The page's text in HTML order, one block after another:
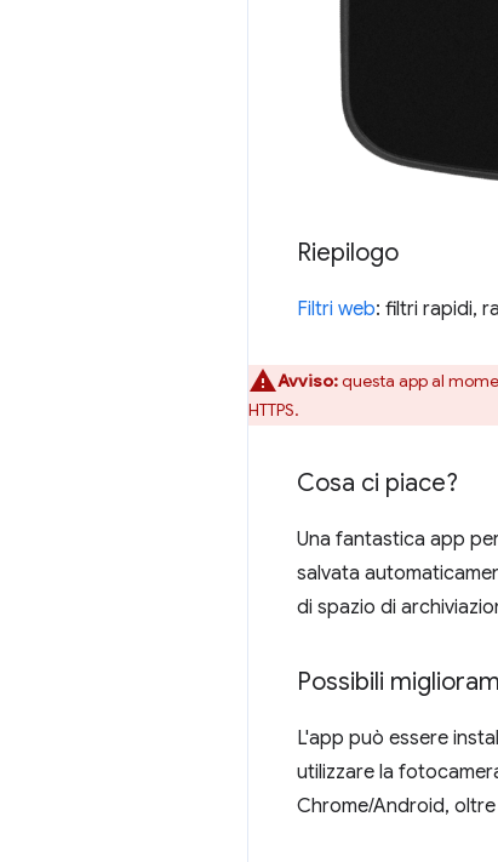
Riepilogo
Filtri web: filtri rapidi,
Avviso:questa app al
HTTPS.
Cosa ci piace?
Una fantastica app
salvata
di spazio di
Possibili
L'app può essere
utilizzare la
Chrome/Android,